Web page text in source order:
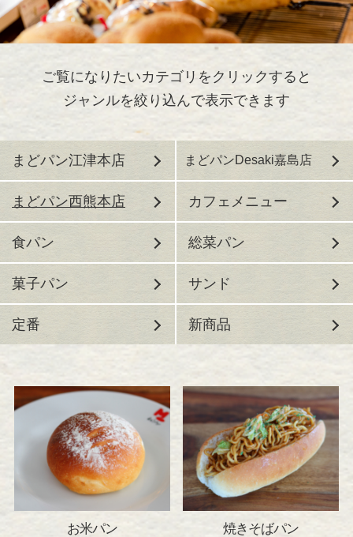
ご覧になりたいカテゴリをクリックすると
ジャンルを絞り込んで表示できます
まどパン江津本店 まどパンDesaki嘉島店
まどパン西熊本店 カフェメニュー
食パン 総菜パン
菓子パン サンド
定番 新商品
お米パン 焼きそばパン